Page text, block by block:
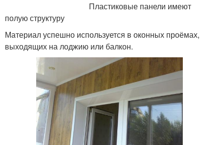
Пластиковые панели имеют
полую структуру
Материал успешно используется в оконных проёмах,
выходящих на лоджию или балкон.